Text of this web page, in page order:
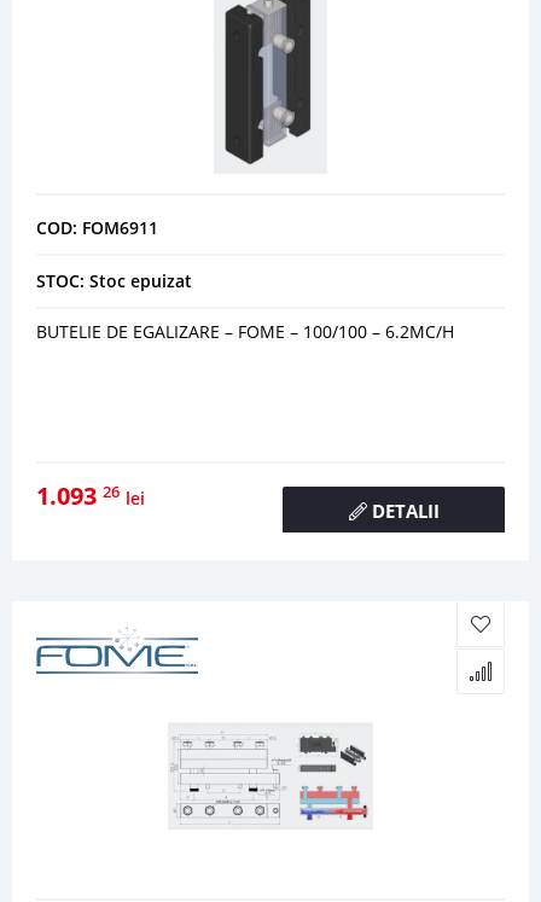
COD: FOM6911
STOC: Stoc epuizat
BUTELIE DE EGALIZARE – FOME – 100/100 – 6.2MC/H
1.093 26 lei
DETALII